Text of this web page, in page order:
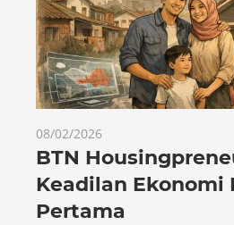
08/02/2026
BTN
Keadilan Ekonomi
Pertama